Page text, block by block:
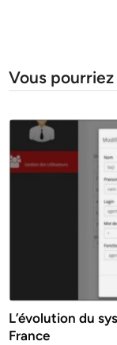
Vous
L’évolution du
France